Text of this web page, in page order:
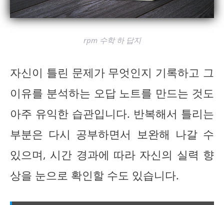
rpm 수학 하 답지
자신이 틀린 문제가 무엇인지 기록하고 그
이유를 분석하는 오답 노트를 만드는 것도
아주 유익한 습관입니다. 반복해서 틀리는
부분은 다시 공부하면서 보완해 나갈 수
있으며, 시간 경과에 따라 자신의 실력 향
상을 눈으로 확인할 수도 있습니다.